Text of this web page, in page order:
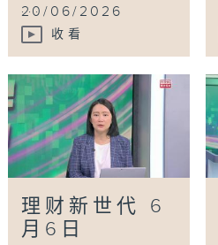
...
20/06/2026
收看
理财新世代 6
月6日